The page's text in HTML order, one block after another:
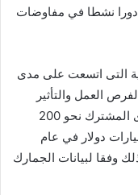
دورا نشطا في مفاوضات
التى اتسعت على مدى
العمل والتأثير
الموسع في أفريقيا، فقد بلغ التبادل التجارى المشترك نحو 200
العام الماضي، ارتفاعا من 10 مليارات دولار في عام
دولار فقط في عام 1980، و ذلك وفقا لبيانات الجمارك